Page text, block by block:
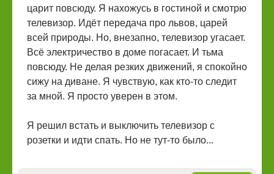
царит повсюду. Я нахожусь в гостиной и смотрю
телевизор. Идёт передача про львов, царей
всей природы. Но, внезапно, телевизор угасает.
Всё электричество в доме погасает. И тьма
повсюду. Не делая резких движений, я спокойно
сижу на диване. Я чувствую, как кто-то следит
за мной. Я просто уверен в этом.
Я решил встать и выключить телевизор с
розетки и идти спать. Но не тут-то было...